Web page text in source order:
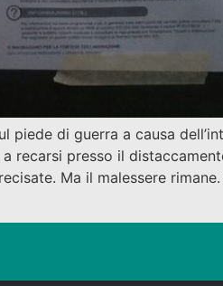
di guerra a causa
recarsi presso il
Ma il malessere